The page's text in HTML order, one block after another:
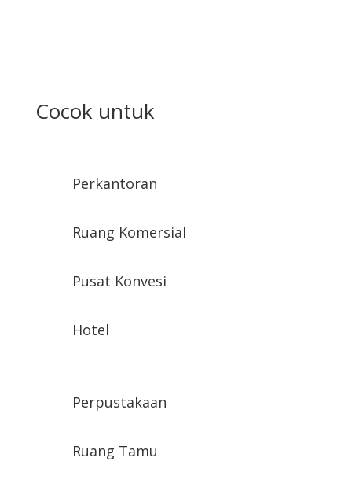
Cocok untuk
Perkantoran
Ruang Komersial
Pusat Konvesi
Hotel
Perpustakaan
Ruang Tamu